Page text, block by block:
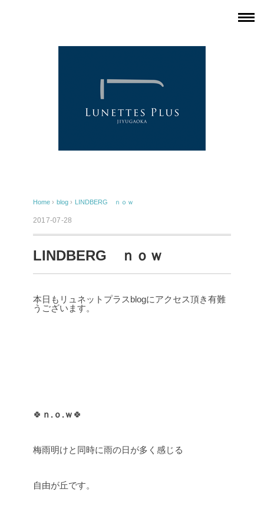
Home › blog › LINDBERG ｎｏｗ
2017-07-28
LINDBERG ｎｏｗ
本日もリュネットプラスblogにアクセス頂き有難
うございます。
🍀 ｎ.ｏ.ｗ 🍀
梅雨明けと同時に雨の日が多く感じる
自由が丘です。